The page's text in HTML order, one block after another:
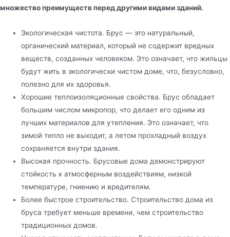
множество преимуществ перед другими видами зданий.
Экологическая чистота. Брус — это натуральный,
органический материал, который не содержит вредных
веществ, созданных человеком. Это означает, что жильцы
будут жить в экологически чистом доме, что, безусловно,
полезно для их здоровья.
Хорошие теплоизоляционные свойства. Брус обладает
большим числом микропор, что делает его одним из
лучших материалов для утепления. Это означает, что
зимой тепло не выходит, а летом прохладный воздух
сохраняется внутри здания.
Высокая прочность. Брусовые дома демонстрируют
стойкость к атмосферным воздействиям, низкой
температуре, гниению и вредителям.
Более быстрое строительство. Строительство дома из
бруса требует меньше времени, чем строительство
традиционных домов.